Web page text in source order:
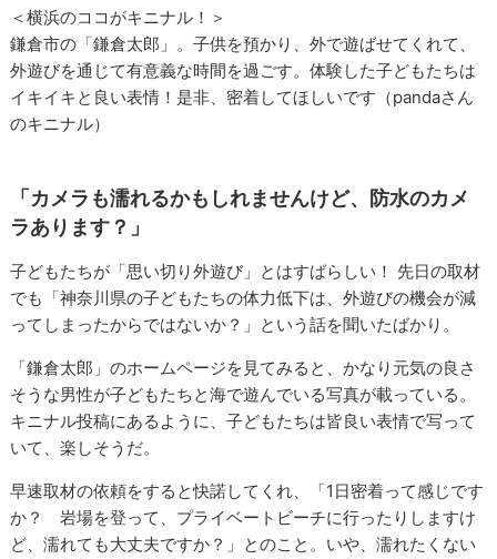
＜横浜のココがキニナル！＞
鎌倉市の「鎌倉太郎」。子供を預かり、外で遊ばせてくれて、
外遊びを通じて有意義な時間を過ごす。体験した子どもたちは
イキイキと良い表情！是非、密着してほしいです（pandaさん
のキニナル）
「カメラも濡れるかもしれませんけど、防水のカメ
ラあります？」
子どもたちが「思い切り外遊び」とはすばらしい！ 先日の取材
でも「神奈川県の子どもたちの体力低下は、外遊びの機会が減
ってしまったからではないか？」という話を聞いたばかり。
「鎌倉太郎」のホームページを見てみると、かなり元気の良さ
そうな男性が子どもたちと海で遊んでいる写真が載っている。
キニナル投稿にあるように、子どもたちは皆良い表情で写って
いて、楽しそうだ。
早速取材の依頼をすると快諾してくれ、「1日密着って感じです
か？ 岩場を登って、プライベートビーチに行ったりしますけ
ど、濡れても大丈夫ですか？」とのこと。いや、濡れたくない